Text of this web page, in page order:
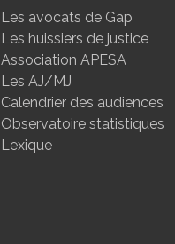
Les avocats de Gap
Les huissiers de justice
Association APESA
Les AJ/MJ
Calendrier des audiences
Observatoire statistiques
Lexique